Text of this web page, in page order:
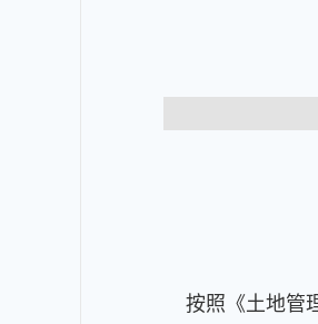
按照《土地管